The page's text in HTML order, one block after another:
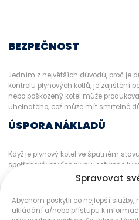
Spravovat
Abychom poskytli co nejlepší
ukládání a/nebo přístupu k
BEZPEČNOST
Jedním z největších důvodů, proč je
kontrolu plynových kotlů, je zajištění
nebo poškozený kotel může
uhelnatého, což může mít smrtelné
ÚSPORA NÁKLADŮ
Když je plynový kotel ve špatném
spotřebovávat více plynu, což vede k
Pravidelným servisem a údržbou
PRODLOUŽENÍ